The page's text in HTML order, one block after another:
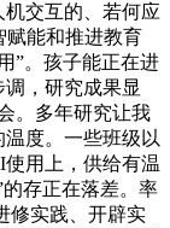
交互的、若何应
赋能和推进教育
”。孩子能正在进
，研究成果显
。多年研究让我
度。一些班级以
用上，供给有温
存正在落差。率
修实践、开辟实